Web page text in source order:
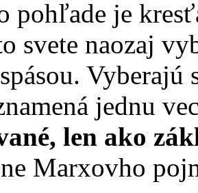
pohľade je
svete naozaj
jednu
len ako
Marxovho